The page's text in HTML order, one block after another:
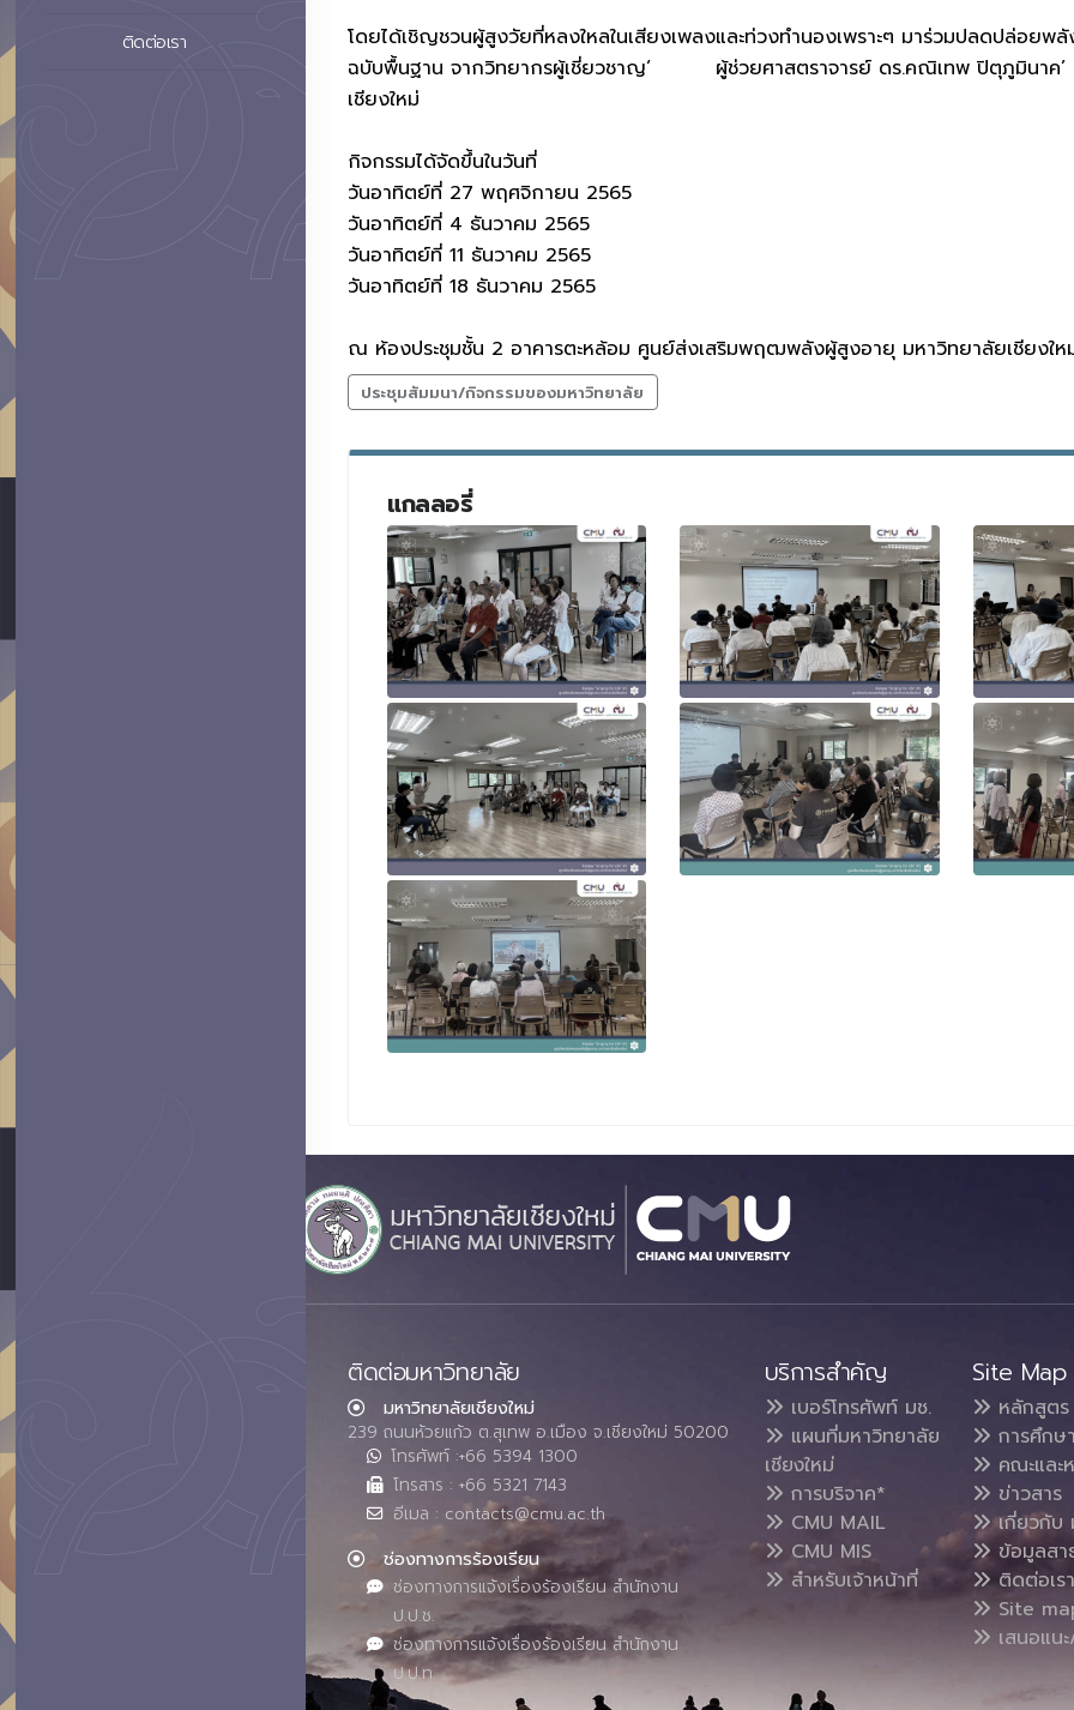
ติดต่อเรา
โดยได้เชิญชวนผู้สูงวัยที่หลงใหลในเสียงเพลงและท่วงทำนองเพราะๆ มาร่วมปลดปล่อยพ
ฉบับพื้นฐาน จากวิทยากรผู้เชี่ยวชาญ‘ ผู้ช่วยศาสตราจารย์ ดร.คณิเทพ ปิตุภูมินาค’ (
เชียงใหม่
กิจกรรมได้จัดขึ้นในวันที่
วันอาทิตย์ที่ 27 พฤศจิกายน 2565
วันอาทิตย์ที่ 4 ธันวาคม 2565
วันอาทิตย์ที่ 11 ธันวาคม 2565
วันอาทิตย์ที่ 18 ธันวาคม 2565
ณ ห้องประชุมชั้น 2 อาคารตะหล้อม ศูนย์ส่งเสริมพฤฒพลังผู้สูงอายุ มหาวิทยาลัยเชียงให
ประชุมสัมมนา/กิจกรรมของมหาวิทยาลัย
แกลลอรี่
ติดต่อมหาวิทยาลัย
มหาวิทยาลัยเชียงใหม่
239 ถนนห้วยแก้ว ต.สุเทพ อ.เมือง จ.เชียงใหม่ 50200
โทรศัพท์ :+66 5394 1300
โทรสาร : +66 5321 7143
อีเมล : contacts@cmu.ac.th
ช่องทางการร้องเรียน
ช่องทางการแจ้งเรื่องร้องเรียน สำนักงาน
ป.ป.ช.
ช่องทางการแจ้งเรื่องร้องเรียน สำนักงาน
ป.ป.ท.
บริการสำคัญ
เบอร์โทรศัพท์ มช.
แผนที่มหาวิทยาลัย
เชียงใหม่
การบริจาค*
CMU MAIL
CMU MIS
สำหรับเจ้าหน้าที่
Site Map
หลักสูตร
การศึกษ
คณะและ
ข่าวสาร
เกี่ยวกับ
ข้อมูลสา
ติดต่อเร
Site
เสนอแน